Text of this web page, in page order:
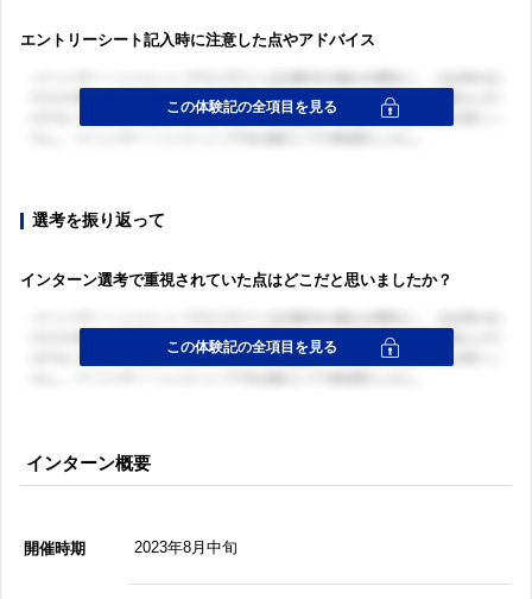
エントリーシート記入時に注意した点やアドバイス
選考を振り返って
インターン選考で重視されていた点はどこだと思いましたか？
インターン概要
開催時期 2023年8月中旬